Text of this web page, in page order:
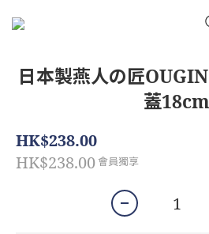
日本製燕人の匠
蓋18cm
HK$238.00
HK$238.00 會員獨享